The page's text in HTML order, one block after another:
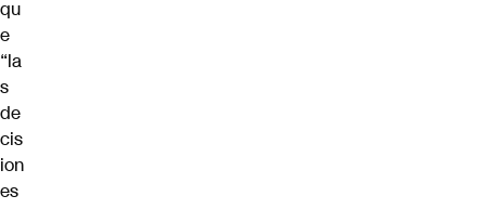
qu
e
“la
s
de
cis
ion
es